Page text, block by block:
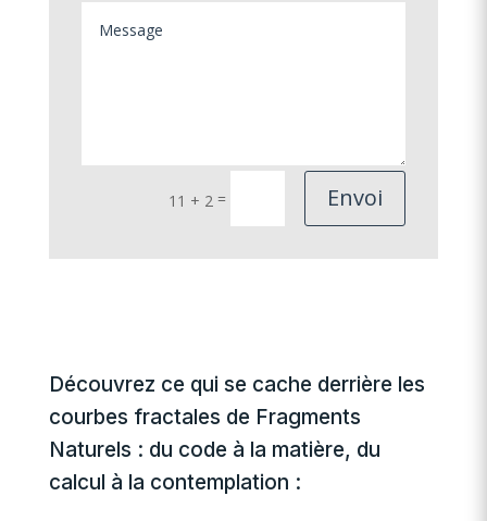
11 + 2 = Envoi
Découvrez ce qui se cache derrière les
courbes fractales de Fragments
Naturels : du code à la matière, du
calcul à la contemplation :